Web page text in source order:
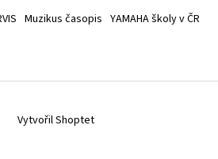
Muzikus časopis YAMAHA školy v ČR
Vytvořil Shoptet